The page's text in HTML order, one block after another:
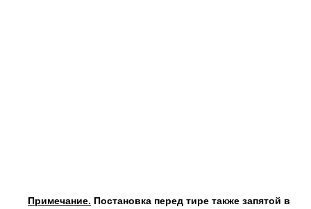
Примечание. Постановка перед тире также запятой в